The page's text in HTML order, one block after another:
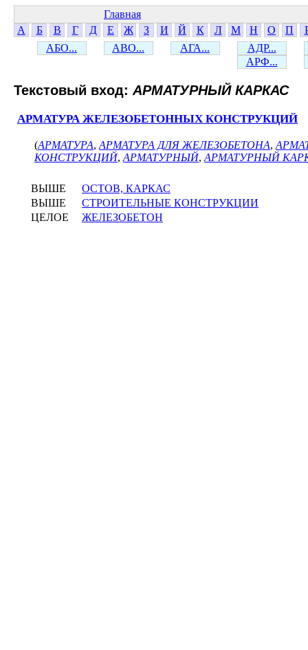
Главная
А
Б В Г Д Е Ж З И Й К Л М Н О П
АБО...
АВО... АГА...
АДР...
АРФ...
Текстовый вход: АРМАТУРНЫЙ КАРКАС
АРМАТУРА ЖЕЛЕЗОБЕТОННЫХ КОНСТРУКЦИЙ
(АРМАТУРА, АРМАТУРА ДЛЯ ЖЕЛЕЗОБЕТОНА,
КОНСТРУКЦИЙ, АРМАТУРНЫЙ, АРМАТУРНЫЙ
ВЫШЕ
ОСТОВ, КАРКАС
ВЫШЕ
СТРОИТЕЛЬНЫЕ КОНСТРУКЦИИ
ЦЕЛОЕ
ЖЕЛЕЗОБЕТОН